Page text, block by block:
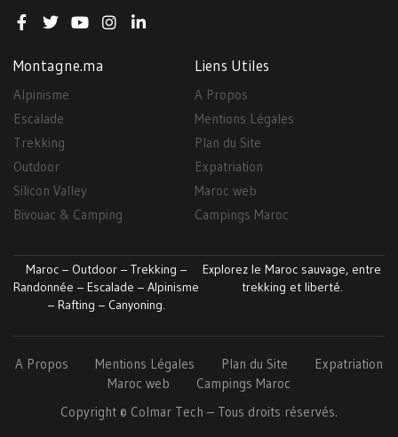
Montagne.ma
Alpinisme
Escalade
Trekking
Outdoor
Silicon Valley
Bivouac & Camping
Liens Utiles
A Propos
Mentions Légales
Plan du Site
Expatriation
Maroc web
Campings Maroc
Maroc – Outdoor – Trekking –
Randonnée – Escalade – Alpinisme
– Rafting – Canyoning.
Explorez le Maroc sauvage, entre
trekking et liberté.
A Propos Mentions Légales Plan du Site
Expatriation
Maroc web
Campings Maroc
Copyright © Colmar Tech – Tous droits réservés.